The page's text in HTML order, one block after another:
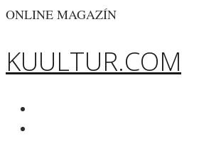
ONLINE MAGAZÍN
KUULTUR.COM